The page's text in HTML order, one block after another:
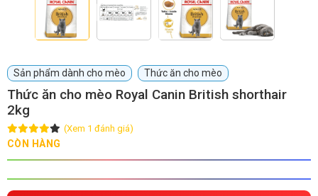
Dịch vụ cắt tỉa lông chó
mèo
Dịch vụ huấn luyện chó
Dịch vụ mua bán chó
mèo
Dịch vụ phối giống chó
mèo
TIN TỨC
Thông tin về chó
Sản phẩm dành cho mèo Thức ăn cho mèo
Thức ăn cho mèo Royal Canin British shorthair
2kg
(Xem 1 đánh giá)
CÒN HÀNG